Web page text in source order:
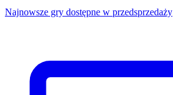
Najnowsze gry dostępne w przedsprzedaży